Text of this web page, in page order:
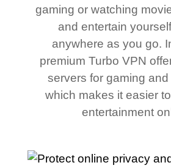
gaming or watching
and entertain
anywhere as you go.
premium Turbo VPN
servers for gaming
which makes it easier
entertainment